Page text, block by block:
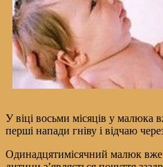
У віці восьми місяців у малюка
перші напади гніву і відчаю
Одинадцятимісячний малюк вже